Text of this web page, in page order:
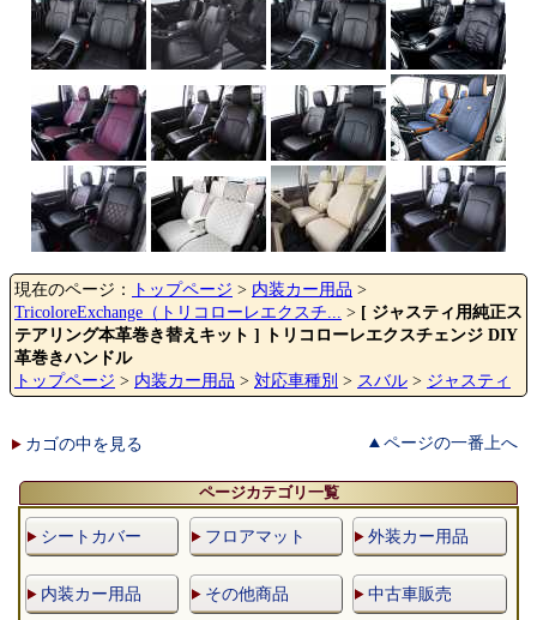
現在のページ： トップページ > 内装カー用品 >
TricoloreExchange（トリコローレエクスチ...
> [ ジャスティ用純正ス
テアリング本革巻き替えキット ] トリコローレエクスチェンジ DIY
革巻きハンドル
トップページ > 内装カー用品 > 対応車種別 > スバル > ジャスティ
カゴの中を見る ページの一番上へ
ページカテゴリ一覧
シートカバー フロアマット 外装カー用品
内装カー用品 その他商品 中古車販売